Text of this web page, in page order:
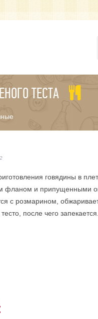
ТЕСТА
говядины в
фланом и припущенными
с розмарином,
после чего запекается.